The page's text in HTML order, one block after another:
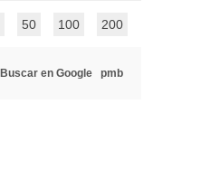
50 100 200
Buscar en Google pmb